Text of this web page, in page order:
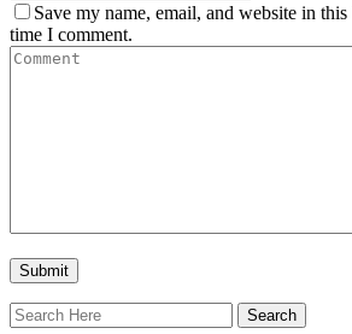
Save my name, email, and website in
time I comment.